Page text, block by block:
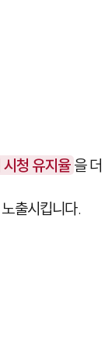
청 유지율 을
출시킵니다.